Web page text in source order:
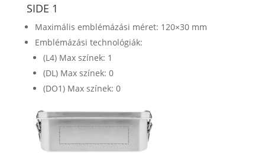
SIDE 1
Maximális emblémázási méret: 120×30 mm
Emblémázási technológiák:
(L4) Max színek: 1
(DL) Max színek: 0
(DO1) Max színek: 0